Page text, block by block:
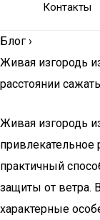
Контакты
Блог ›
Живая изгородь
расстоянии
Живая изгородь
практичный
защиты от ветра.
характерные